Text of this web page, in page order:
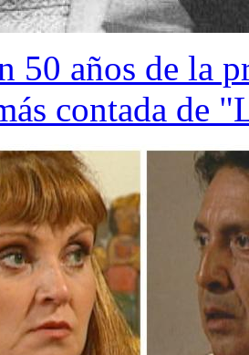
50 años de la
contada de